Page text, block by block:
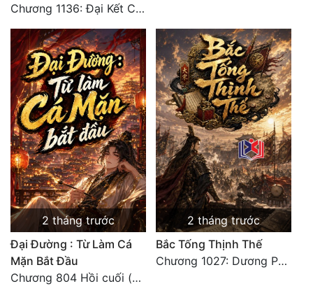
Vô Địch Lưu
Xây Dựng Thế Lực
Đam Mỹ
Đẹp
Đẹp Hiệp
Tính Cách Nhân Vật :
Cơ Trí
Sát Phạt Quyết Đoán
Vô Sỉ
Điềm Đạm
Chương 1136: Đại Kết Cục
2 tháng trước
Đại Đường : Từ Làm Cá
Mặn Bắt Đầu
Chương 804 Hồi cuối (đại kết cục )
2 tháng trước
Bắc Tống Thịnh Thế
Chương 1027: Dương Phàm! Viễn Hàng!